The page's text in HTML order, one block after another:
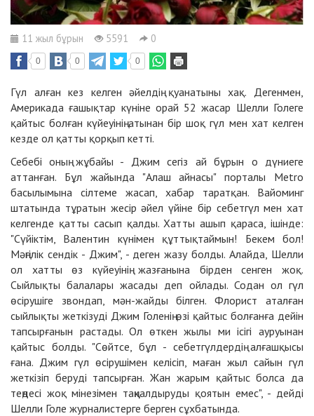
11 жыл бұрын 5591 0
0 0 0
Гүл алған кез келген әйелдің қуанатыны хақ. Дегенмен,
Америкада ғашықтар күніне орай 52 жасар Шелли Голеге
қайтыс болған күйеуінің атынан бір шоқ гүл мен хат келген
кезде ол қатты қорқып кетті.
Себебі оның жұбайы - Джим сегіз ай бұрын о дүниеге
аттанған. Бұл жайында "Алаш айнасы"порталы Metro
басылымына сілтеме жасап, хабар таратқан. Вайоминг
штатында тұратын жесір әйел үйіне бір себетгүл мен хат
келгенде қатты сасып қалды. Хатты ашып қараса, ішінде:
"Сүйіктім, Валентин күнімен құттықтаймын! Бекем бол!
Мәңгілік сендік - Джим", - деген жазу болды. Алайда, Шелли
ол хатты өз күйеуінің жазғанына бірден сенген жоқ.
Сыйлықты балалары жасады деп ойлады. Содан ол гүл
өсірушіге звондап, мән-жайды білген. Флорист аталған
сыйлықты жеткізуді Джим Голенің өзі қайтыс болғанға дейін
тапсырғанын растады. Ол өткен жылы ми ісігі ауруынан
қайтыс болды. "Сөйтсе, бұл - себетгүлдердің алғашқысы
ғана. Джим гүл өсірушімен келісіп, маған жыл сайын гүл
жеткізіп беруді тапсырған. Жан жарым қайтыс болса да
теңдесі жоқ мінезімен таңқалдыруды қоятын емес", - дейді
Шелли Голе журналистерге берген сұхбатында.